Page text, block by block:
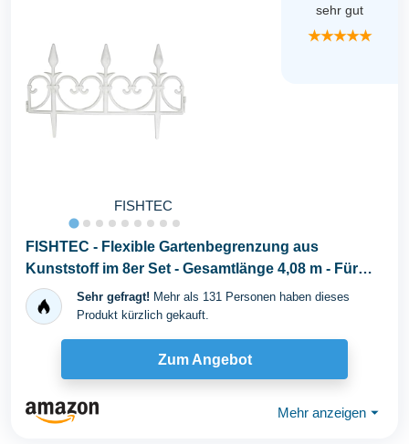
FISHTEC
sehr gut
★★★★★
FISHTEC - Flexible Gartenbegrenzung aus
Kunststoff im 8er Set - Gesamtlänge 4,08 m - Für
Beete... Sehr gefragt! Mehr als 131 Personen haben dieses
Produkt kürzlich gekauft.
Zum Angebot
Mehr anzeigen ⏷